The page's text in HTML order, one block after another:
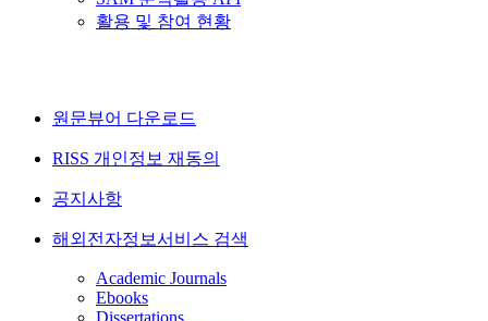
활용 및 참여 현황
원문뷰어 다운로드
RISS 개인정보 재동의
공지사항
해외전자정보서비스 검색
Academic Journals
Ebooks
Dissertations